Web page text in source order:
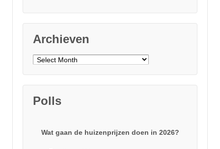
Archieven
Archieven
Polls
Wat gaan de huizenprijzen doen in 2026?